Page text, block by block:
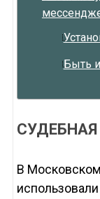
Быть
В